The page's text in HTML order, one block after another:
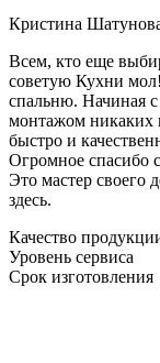
Кристина
Всем, кто еще
советую Кухни
спальню. Начиная с
монтажом никаких
быстро и
Огромное спасибо
Это мастер своего
здесь.
Качество
Уровень сервиса
Срок изготовления